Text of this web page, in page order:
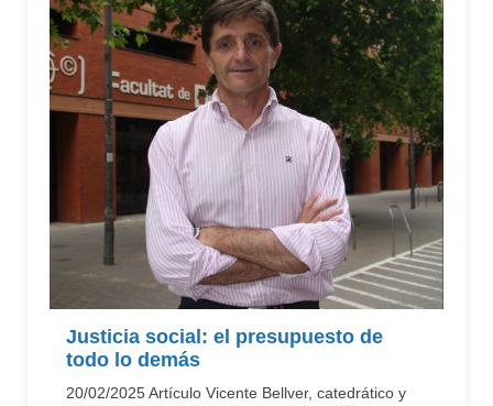
Justicia social: el presupuesto de
todo lo demás
20/02/2025 Artículo Vicente Bellver, catedrático y